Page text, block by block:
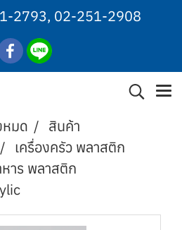
2793, 02-251-2908
มด
สินค้า
เครื่องครัว พลาสติก
าร พลาสติก